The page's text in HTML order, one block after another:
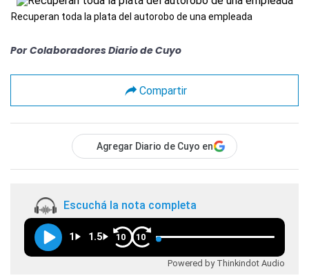
Recuperan toda la plata del autorobo de una empleada
Por Colaboradores Diario de Cuyo
Compartir
Agregar Diario de Cuyo en
Escuchá la nota completa
1 1.5 10 10
Powered by Thinkindot Audio